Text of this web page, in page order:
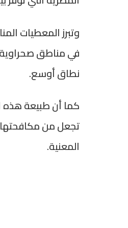
وتبرز المعطيات
في مناطق صحراوية
نطاق أوسع.
كما أن طبيعة هذه
تجعل من مكافحتها
المعنية.